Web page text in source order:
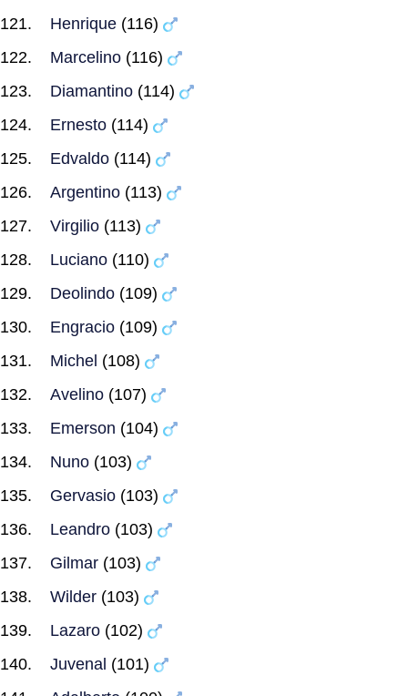
Henrique (116)
Marcelino (116)
Diamantino (114)
Ernesto (114)
Edvaldo (114)
Argentino (113)
Virgilio (113)
Luciano (110)
Deolindo (109)
Engracio (109)
Michel (108)
Avelino (107)
Emerson (104)
Nuno (103)
Gervasio (103)
Leandro (103)
Gilmar (103)
Wilder (103)
Lazaro (102)
Juvenal (101)